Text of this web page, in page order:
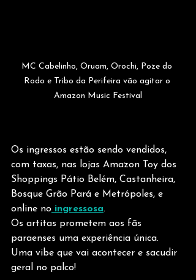
MC Cabelinho, Oruam, Orochi, Poze do
Rodo e Tribo da Perifeira vão agitar o
Amazon Music Festival
Os ingressos estão sendo vendidos,
com taxas, nas lojas Amazon Toy dos
Shoppings Pátio Belém, Castanheira,
Bosque Grão Pará e Metrópoles, e
online no ingressosa.
Os artitas prometem aos fãs
paraenses uma experiência única.
Uma vibe que vai acontecer e sacudir
geral no palco!